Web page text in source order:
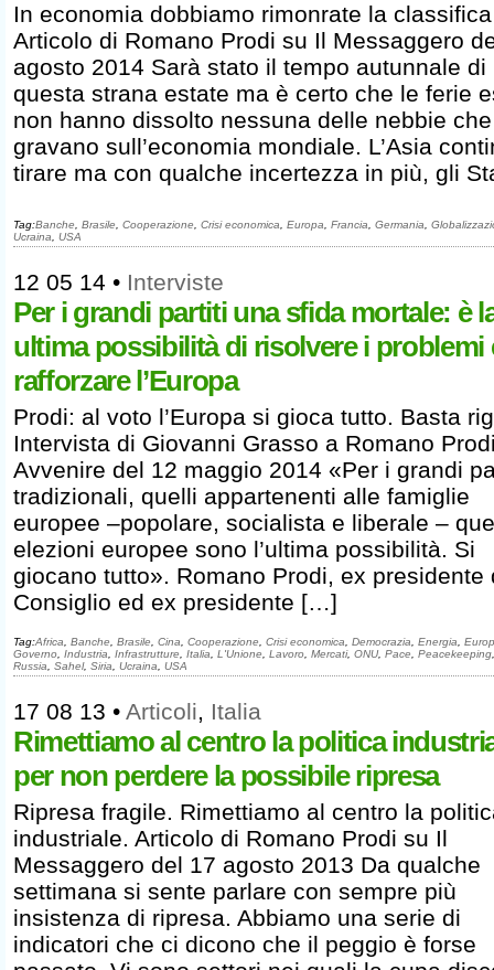
In economia dobbiamo rimonrate la classifica
Articolo di Romano Prodi su Il Messaggero
agosto 2014 Sarà stato il tempo autunnale di
questa strana estate ma è certo che le ferie
non hanno dissolto nessuna delle nebbie che
gravano sull’economia mondiale. L’Asia
tirare ma con qualche incertezza in più, gli
Tag:Banche Brasile Cooperazione Crisi economica Europa Francia Germania
Ucraina
USA
12 05 14 • Interviste
Per i grandi partiti una sfida mortale: è
ultima possibilità di risolvere i problemi
rafforzare l’Europa
Prodi: al voto l’Europa si gioca tutto. Basta
Intervista di Giovanni Grasso a Romano
Avvenire del 12 maggio 2014 «Per i grandi
tradizionali, quelli appartenenti alle famiglie
europee –popolare, socialista e liberale –
elezioni europee sono l’ultima possibilità. Si
giocano tutto». Romano Prodi, ex presidente
Consiglio ed ex presidente […]
Tag:Africa Banche Brasile Cina Cooperazione Crisi economica Democrazia Energia
Governo Industria Infrastrutture Italia L'Unione Lavoro Mercati, ONU, Pace Peacekeeping
Russia
Sahel, Siria Ucraina USA
17 08 13 • Articoli, Italia
Rimettiamo al centro la politica
per non perdere la possibile ripresa
Ripresa fragile. Rimettiamo al centro la
industriale. Articolo di Romano Prodi su Il
Messaggero del 17 agosto 2013 Da qualche
settimana si sente parlare con sempre più
insistenza di ripresa. Abbiamo una serie di
indicatori che ci dicono che il peggio è forse